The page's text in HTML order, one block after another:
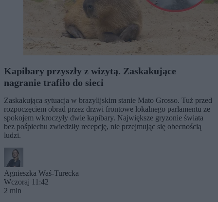
Kapibary przyszły z wizytą. Zaskakujące
nagranie trafiło do sieci
Zaskakująca sytuacja w brazylijskim stanie Mato Grosso. Tuż przed
rozpoczęciem obrad przez drzwi frontowe lokalnego parlamentu ze
spokojem wkroczyły dwie kapibary. Największe gryzonie świata
bez pośpiechu zwiedziły recepcję, nie przejmując się obecnością
ludzi.
Agnieszka Waś-Turecka
Wczoraj 11:42
2 min